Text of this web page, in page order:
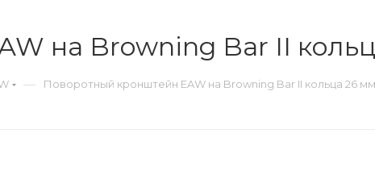
на Browning Bar II
— Поворотный кронштейн EAW на Browning Bar II кольца 26